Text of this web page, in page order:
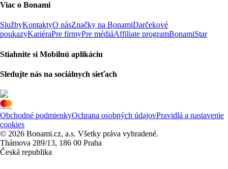
Viac o Bonami
SlužbyKontaktyO násZnačky na BonamiDarčekové
poukazyKariéraPre firmyPre médiáAffiliate programBonamiStar
Stiahnite si Mobilnú aplikáciu
Sledujte nás na sociálnych sieťach
Obchodné podmienkyOchrana osobných údajovPravidlá a nastavenie
cookies
© 2026 Bonami.cz, a.s. Všetky práva vyhradené.
Thámova 289/13, 186 00 Praha
Česká republika